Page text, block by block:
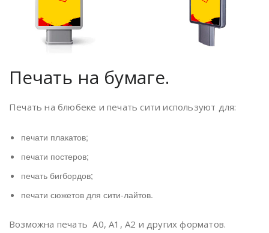
Печать на бумаге.
Печать на блюбеке и печать сити используют для:
печати плакатов;
печати постеров;
печать бигбордов;
печати сюжетов для сити-лайтов.
Возможна печать А0, А1, А2 и других форматов.